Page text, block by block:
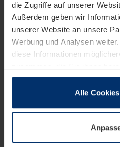
die Zugriffe auf unserer
Außerdem geben wir
unserer Website an unsere
Werbung und Analysen
diese Informationen
sie im Rahmen Ihrer Nutzung
wenn diese für den Betrieb
notwendig sind. Für alle
wir Ihre Erlaubnis. Ihre
Alle